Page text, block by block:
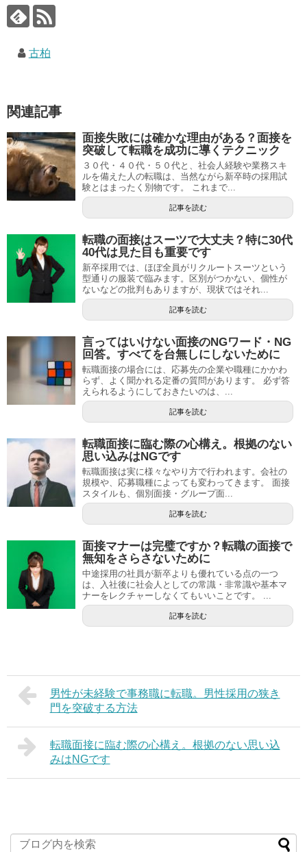
古柏
関連記事
面接失敗には確かな理由がある？面接を
突破して転職を成功に導くテクニック
３０代・４０代・５０代と、社会人経験や業務スキ
ルを備えた人の転職は、当然ながら新卒時の採用試
験とはまったく別物です。 これまで...
記事を読む
転職の面接はスーツで大丈夫？特に30代
40代は見た目も重要です
新卒採用では、ほぼ全員がリクルートスーツという
型通りの服装で臨みます。区別がつかない、個性が
ないなどの批判もありますが、現状ではそれ...
記事を読む
言ってはいけない面接のNGワード・NG
回答。すべてを台無しにしないために
転職面接の場合には、応募先の企業や職種にかかわ
らず、よく聞かれる定番の質問があります。 必ず答
えられるようにしておきたいのは、...
記事を読む
転職面接に臨む際の心構え。根拠のない
思い込みはNGです
転職面接は実に様々なやり方で行われます。会社の
規模や、応募職種によっても変わってきます。 面接
スタイルも、個別面接・グループ面...
記事を読む
面接マナーは完璧ですか？転職の面接で
無知をさらさないために
中途採用の社員が新卒よりも優れている点の一つ
は、入社後に社会人としての常識・非常識や基本マ
ナーをレクチャーしなくてもいいことです。 ...
記事を読む
男性が未経験で事務職に転職。男性採用の狭き
門を突破する方法
転職面接に臨む際の心構え。根拠のない思い込
みはNGです